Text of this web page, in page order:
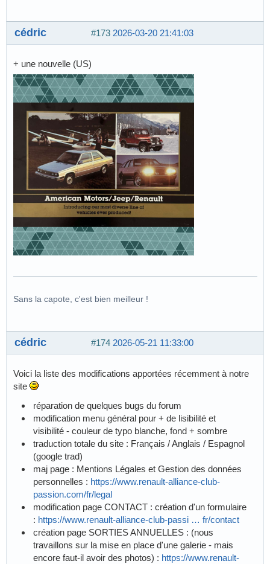
#173 2026-03-20 21:41:03
cédric
+ une nouvelle (US)
Sans la capote, c'est bien meilleur !
#174 2026-05-21 11:33:00
cédric
Voici la liste des modifications apportées récemment à notre
site
réparation de quelques bugs du forum
modification menu général pour + de lisibilité et
visibilité - couleur de typo blanche, fond + sombre
traduction totale du site : Français / Anglais / Espagnol
(google trad)
maj page : Mentions Légales et Gestion des données
personnelles : https://www.renault-alliance-club-
passion.com/fr/legal
modification page CONTACT : création d'un formulaire
: https://www.renault-alliance-club-passi … fr/contact
création page SORTIES ANNUELLES : (nous
travaillons sur la mise en place d'une galerie - mais
encore faut-il avoir des photos) : https://www.renault-